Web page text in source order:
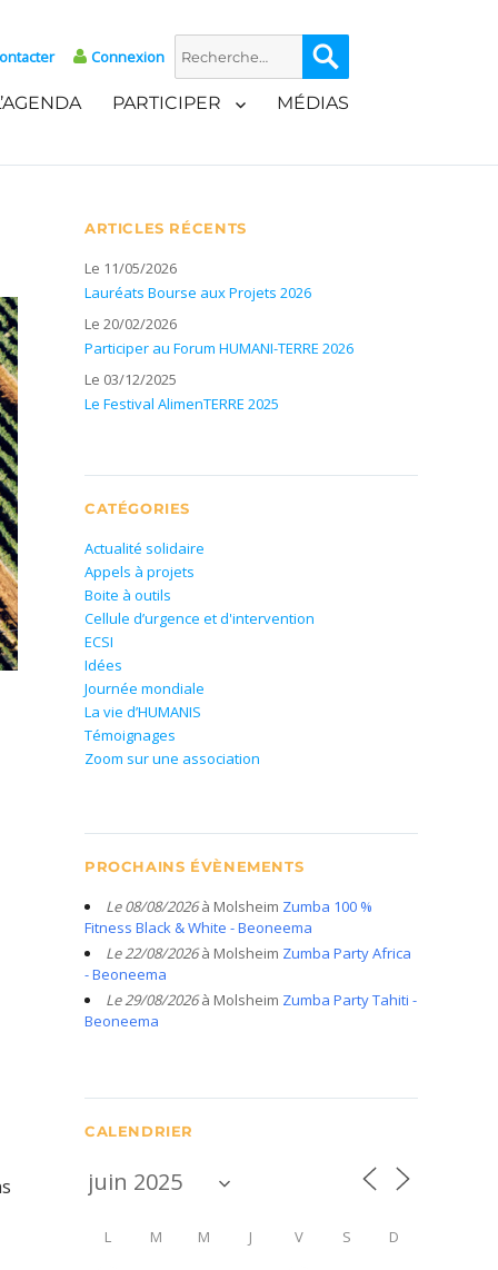
Connexion
Recherche
pour :
PARTICIPER MÉDIAS
ARTICLES RÉCENTS
Le 11/05/2026
Lauréats Bourse aux Projets 2026
Le 20/02/2026
Participer au Forum HUMANI-TERRE 2026
Le 03/12/2025
Le Festival AlimenTERRE 2025
CATÉGORIES
Actualité solidaire
Appels à projets
Boite à outils
Cellule d’urgence et d'intervention
ECSI
Idées
Journée mondiale
La vie d’HUMANIS
Témoignages
Zoom sur une association
PROCHAINS ÉVÈNEMENTS
Le 08/08/2026à Molsheim Zumba 100 %
Fitness Black & White - Beoneema
Le 22/08/2026à Molsheim Zumba Party Africa
- Beoneema
Le 29/08/2026à Molsheim Zumba Party Tahiti -
Beoneema
CALENDRIER
L M M J V S D